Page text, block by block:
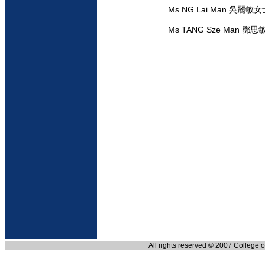
Ms NG Lai Man 吳麗敏女
Ms TANG Sze Man 鄧思
All rights reserved © 2007 College